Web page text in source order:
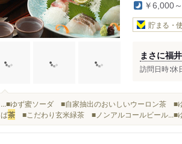
￥6,000
貯まる・
まさに福
訪問日時∶
...■ゆず蜜ソーダ ■自家抽出のおいしいウーロン茶 ■
ば茶 ■こだわり玄米緑茶 ■ノンアルコールビール